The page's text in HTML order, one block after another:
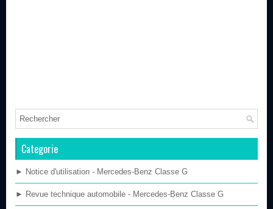
Categorie
► Notice d'utilisation - Mercedes-Benz Classe G
► Revue technique automobile - Mercedes-Benz Classe G